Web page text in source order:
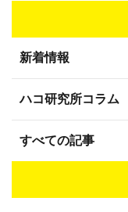
新着情報
ハコ研究所コラム
すべての記事